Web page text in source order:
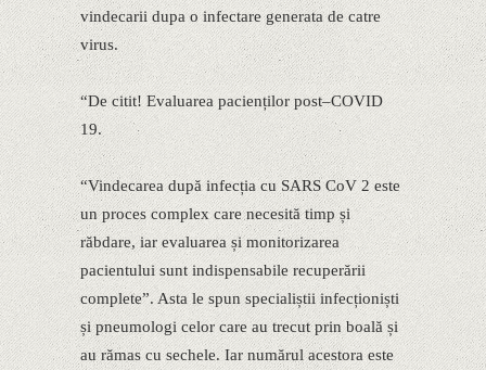
vindecarii dupa o infectare generata de catre
virus.
“De citit! Evaluarea pacienților post–COVID
19.
“Vindecarea după infecția cu SARS CoV 2 este
un proces complex care necesită timp și
răbdare, iar evaluarea și monitorizarea
pacientului sunt indispensabile recuperării
complete”. Asta le spun specialiștii infecționiști
și pneumologi celor care au trecut prin boală și
au rămas cu sechele. Iar numărul acestora este